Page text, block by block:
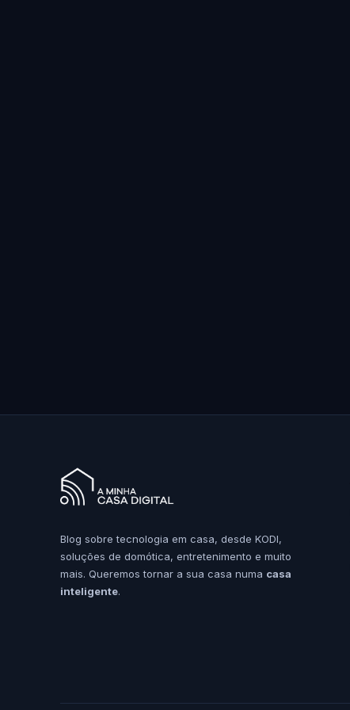
Blog sobre tecnologia em casa, desde KODI,
soluções de domótica, entretenimento e muito
mais. Queremos tornar a sua casa numa casa
inteligente.